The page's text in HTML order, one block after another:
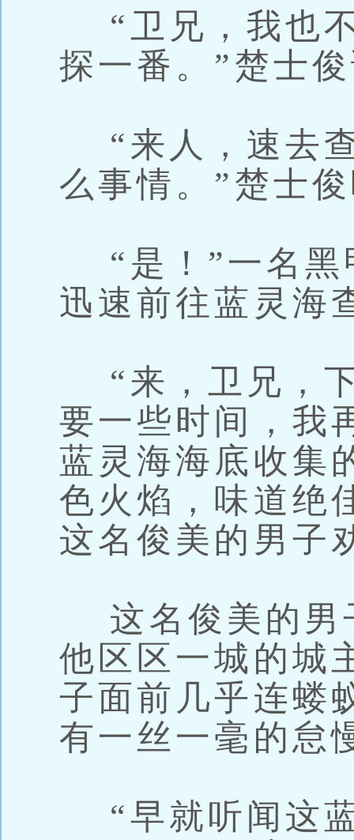
“卫兄，我也
探一番。”楚士
“来人，速去
么事情。”楚士
“是！”一名黑
迅速前往蓝灵海
“来，卫兄，
要一些时间，我
蓝灵海海底收集
色火焰，味道绝
这名俊美的男子
这名俊美的男
他区区一城的城
子面前几乎连蝼
有一丝一毫的怠
“早就听闻这